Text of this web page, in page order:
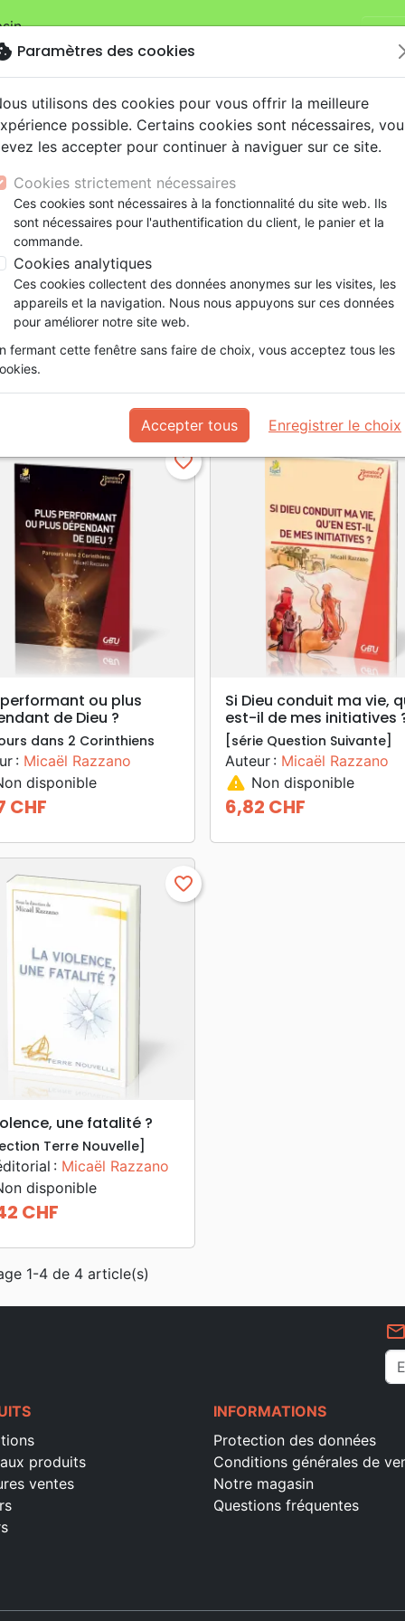
sur la boutiqueLa Maison de la Bible Suisse
NouveautésBibles
Testaments
Etude biblique
NEG
Bandes dessinées
Souffrance, Relation d'aide
Santé
Événements actuels
Couple
Découverte de la foi
Souffrance, Relation d'aide
Psychologie
ans
Adolescents, jeunes
Latino, Folk
Soul
Rap, Hip-hop
Louange, Adoration
Hardrock, Métal
animés
conférences
Films, fiction
Jeux
Razzano
produits par auteur
Doctrine Edification
:
searchAPERÇU RAPIDE
favorite_border
performant ou plus
de Dieu ?
dans 2 Corinthiens
: Micaël Razzano
disponible
CHF
search APERÇU RAPIDE
Si Dieu conduit ma vie,
est-il de mes initiatives
[série Question Suivante]
Auteur : Micaël Razzano
warning Non disponible
Prix
6,82 CHF
search APERÇU RAPIDE
favorite_border
une fatalité ?
Terre Nouvelle]
: Micaël Razzano
disponible
CHF
1-4 de 4 article(s)
produits
ventes
INFORMATIONS
Protection des données
Conditions générales de
Notre magasin
Questions fréquentes
Paramètres des cookies
utilisons des cookies pour vous offrir la meilleure
possible. Certains cookies sont nécessaires,
les accepter pour continuer à naviguer sur ce site.
Cookies strictement nécessaires
Ces cookies sont nécessaires à la fonctionnalité du site web. Ils
sont nécessaires pour l'authentification du client, le panier et la
commande.
Cookies analytiques
Ces cookies collectent des données anonymes sur les visites, les
appareils et la navigation. Nous nous appuyons sur ces données
pour améliorer notre site web.
fermant cette fenêtre sans faire de choix, vous acceptez tous les
Accepter tous Enregistrer le choix